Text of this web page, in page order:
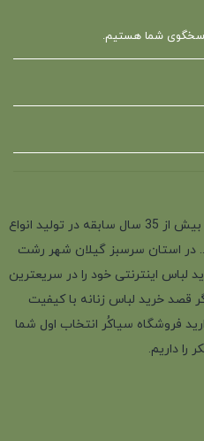
فروشگاه سیاکُر فروش لباس زنانه با بیش از 35 سال سابقه در تولید انواع
در استان سرسبز گیلان شهر رشت
لباس اینترنتی خود را در سریعترین
قصد خرید لباس زنانه با کیفیت
فروشگاه سیاکُر انتخاب اول شما
را داریم.